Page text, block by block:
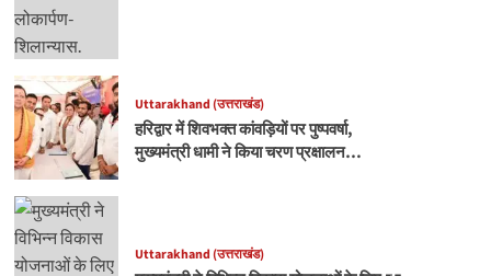
Uttarakhand (उत्तराखंड)
हरिद्वार में शिवभक्त कांवड़ियों पर पुष्पवर्षा,
मुख्यमंत्री धामी ने किया चरण प्रक्षालन…
Uttarakhand (उत्तराखंड)